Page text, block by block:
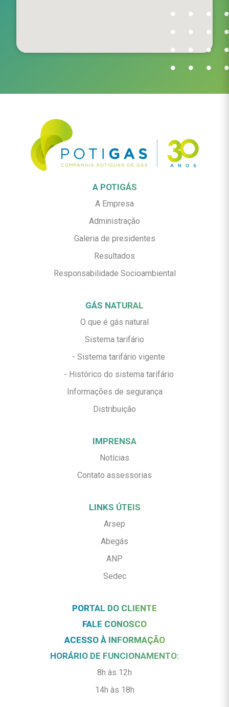
A POTIGÁS
A Empresa
Administração
Galeria de presidentes
Resultados
Responsabilidade Socioambiental
GÁS NATURAL
O que é gás natural
Sistema tarifário
- Sistema tarifário vigente
- Histórico do sistema tarifário
Informações de segurança
Distribuição
IMPRENSA
Notícias
Contato assessorias
LINKS ÚTEIS
Arsep
Abegás
ANP
Sedec
PORTAL DO CLIENTE
FALE CONOSCO
ACESSO À INFORMAÇÃO
HORÁRIO DE FUNCIONAMENTO:
8h às 12h
14h às 18h